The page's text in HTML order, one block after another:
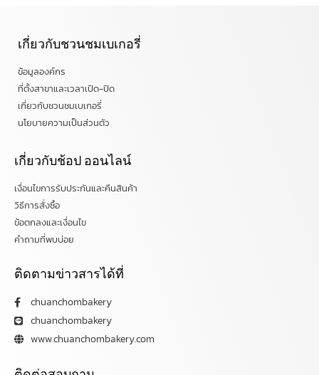
เกี่ยวกับชวนชมเบเกอรี่
ข้อมูลองค์กร
ที่ตั้งสาขาและเวลาเปิด-ปิด
เกี่ยวกับชวนชมเบเกอรี่
นโยบายความเป็นส่วนตัว
เกี่ยวกับช้อป ออนไลน์
เงื่อนไขการรับประกันและคืนสินค้า
วิธีการสั่งซื้อ
ข้อตกลงและเงื่อนไข
คำถามที่พบบ่อย
ติดตามข่าวสารได้ที่
chuanchombakery
chuanchombakery
www.chuanchombakery.com